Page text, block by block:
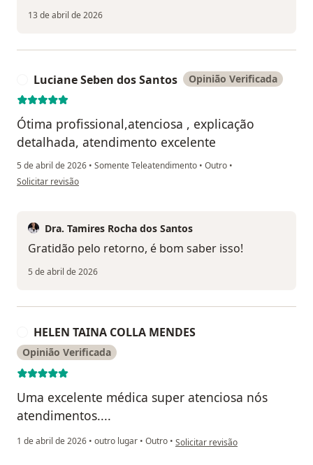
13 de abril de 2026
Luciane Seben dos Santos Opinião Verificada
Ótima profissional,atenciosa , explicação
detalhada, atendimento excelente
5 de abril de 2026 • Somente Teleatendimento • Outro •
na opinião do utilizador Luciane Seben dos Santos
Solicitar revisão
Dra. Tamires Rocha dos Santos
Gratidão pelo retorno, é bom saber isso!
5 de abril de 2026
HELEN TAINA COLLA MENDES
Opinião Verificada
Uma excelente médica super atenciosa nós
atendimentos....
1 de abril de 2026 • outro lugar • Outro • na opinião do utilizador HELEN
Solicitar revisão